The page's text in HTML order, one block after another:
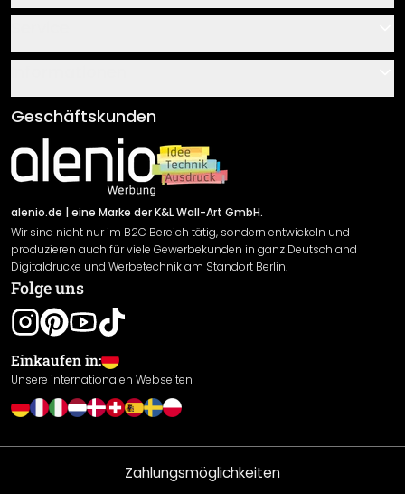
Über uns
Klebe- und Montageanleitungen
Newsletter An-/Abmeldung
Sendungsverfolgung
AGB
Impressum
Versand & Zahlung
Rücksendung
Widerrufsrecht
Datenschutzerklärung
Gewährleistung
Leistungserklärung / CE-Zeichen
Cookie Einstellungen
Geschäftskunden
alenio.de | eine Marke der K&L Wall-Art GmbH.
Wir sind nicht nur im B2C Bereich tätig, sondern entwickeln und
produzieren auch für viele Gewerbekunden in ganz Deutschland
Digitaldrucke und Werbetechnik am Standort Berlin.
Folge uns
Einkaufen in:
Unsere internationalen Webseiten
Zahlungsmöglichkeiten